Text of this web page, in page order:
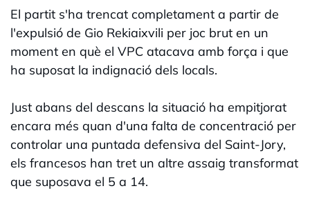
El partit s'ha trencat completament a partir de
l'expulsió de Gio Rekiaixvili per joc brut en un
moment en què el VPC atacava amb força i que
ha suposat la indignació dels locals.
Just abans del descans la situació ha empitjorat
encara més quan d'una falta de concentració per
controlar una puntada defensiva del Saint-Jory,
els francesos han tret un altre assaig transformat
que suposava el 5 a 14.